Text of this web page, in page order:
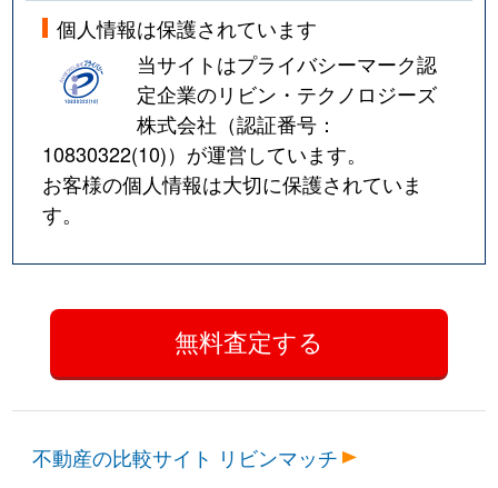
個人情報は保護されています
当サイトはプライバシーマーク認
定企業のリビン・テクノロジーズ
株式会社（認証番号：
10830322(10)）が運営しています。
お客様の個人情報は大切に保護されていま
す。
不動産の比較サイト リビンマッチ